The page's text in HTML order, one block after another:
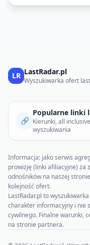
LR LastRadar.pl
Wyszukiwarka ofert
🔗
Popularne linki
Kierunki, all
wyszukiwania
Informacja: jako serwis
prowizję (linki afiliacyjne) za
odnośników na naszej
kolejność ofert.
LastRadar.pl to
charakter informacyjny i nie
cywilnego. Finalne warunki,
na stronie partnera.